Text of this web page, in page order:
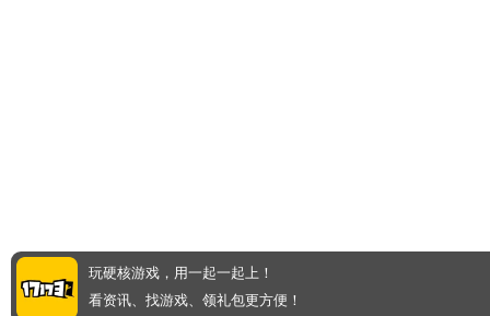
玩硬核游戏，用一起一起上！
看资讯、找游戏、领礼包更方便！